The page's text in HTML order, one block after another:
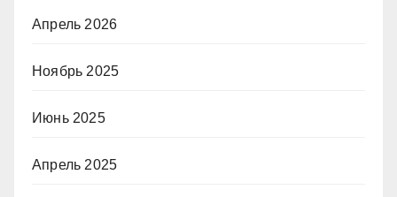
Апрель 2026
Ноябрь 2025
Июнь 2025
Апрель 2025